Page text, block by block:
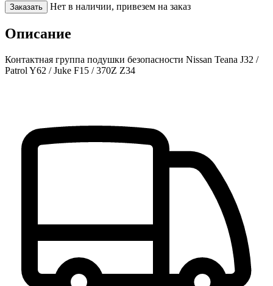
Заказать Нет в наличии, привезем на заказ
Описание
Контактная группа подушки безопасности Nissan Teana J32 /
Patrol Y62 / Juke F15 / 370Z Z34